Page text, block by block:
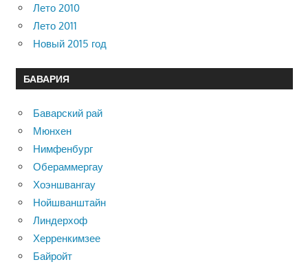
Лето 2010
Лето 2011
Новый 2015 год
БАВАРИЯ
Баварский рай
Мюнхен
Нимфенбург
Обераммергау
Хоэншвангау
Нойшванштайн
Линдерхоф
Херренкимзее
Байройт